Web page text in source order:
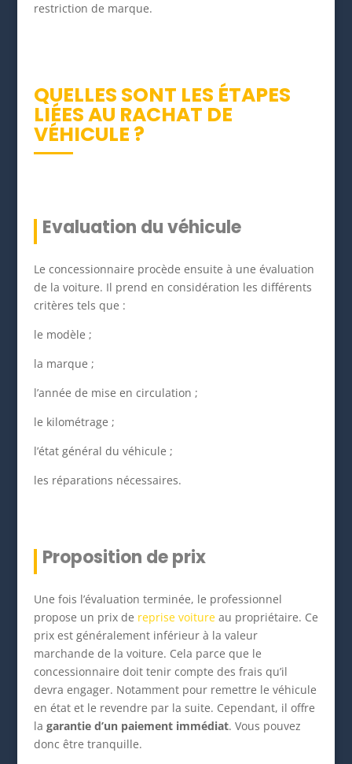
restriction de marque.
QUELLES SONT LES ÉTAPES
LIÉES AU RACHAT DE
VÉHICULE ?
Evaluation du véhicule
Le concessionnaire procède ensuite à une évaluation
de la voiture. Il prend en considération les différents
critères tels que :
le modèle ;
la marque ;
l’année de mise en circulation ;
le kilométrage ;
l’état général du véhicule ;
les réparations nécessaires.
Proposition de prix
Une fois l’évaluation terminée, le professionnel
propose un prix de reprise voitureau propriétaire. Ce
prix est généralement inférieur à la valeur
marchande de la voiture. Cela parce que le
concessionnaire doit tenir compte des frais qu’il
devra engager. Notamment pour remettre le véhicule
en état et le revendre par la suite. Cependant, il offre
la garantie d’un paiement immédiat. Vous pouvez
donc être tranquille.